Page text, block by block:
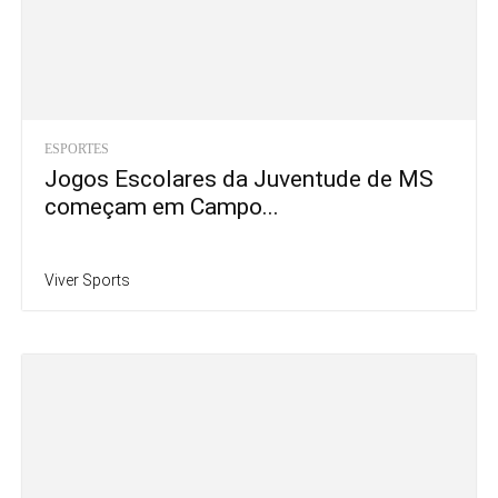
ESPORTES
Jogos Escolares da Juventude de MS
começam em Campo...
Viver Sports